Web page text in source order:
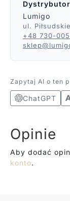
Lumigo
ul.
+48 730-
Zapytaj AI o ten
ChatGPT
Opinie
Aby dodać
konto.